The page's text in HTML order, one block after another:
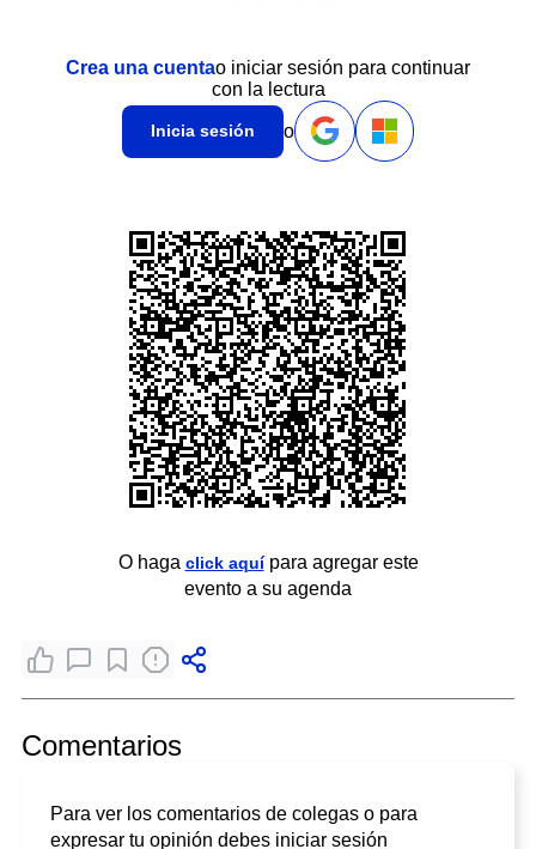
Crea una cuentao iniciar sesión para continuar
con la lectura
Inicia sesión o
O haga click aquípara agregar este
evento a su agenda
Comentarios
Para ver los comentarios de colegas o para
expresar tu opinión debes iniciar sesión